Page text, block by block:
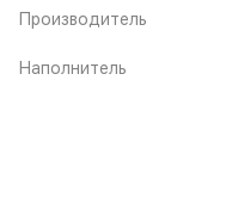
Производитель
Наполнитель